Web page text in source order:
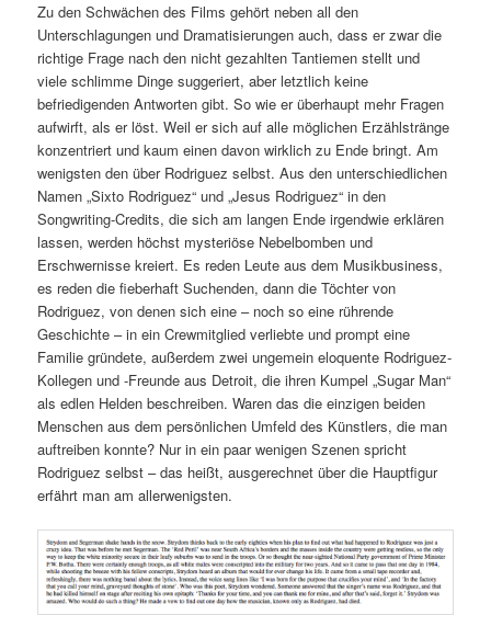
Zu den Schwächen des Films gehört neben all den
Unterschlagungen und Dramatisierungen auch, dass er zwar die
richtige Frage nach den nicht gezahlten Tantiemen stellt und
viele schlimme Dinge suggeriert, aber letztlich keine
befriedigenden Antworten gibt. So wie er überhaupt mehr Fragen
aufwirft, als er löst. Weil er sich auf alle möglichen Erzählstränge
konzentriert und kaum einen davon wirklich zu Ende bringt. Am
wenigsten den über Rodriguez selbst. Aus den unterschiedlichen
Namen „Sixto Rodriguez“ und „Jesus Rodriguez“ in den
Songwriting-Credits, die sich am langen Ende irgendwie erklären
lassen, werden höchst mysteriöse Nebelbomben und
Erschwernisse kreiert. Es reden Leute aus dem Musikbusiness,
es reden die fieberhaft Suchenden, dann die Töchter von
Rodriguez, von denen sich eine – noch so eine rührende
Geschichte – in ein Crewmitglied verliebte und prompt eine
Familie gründete, außerdem zwei ungemein eloquente Rodriguez-
Kollegen und -Freunde aus Detroit, die ihren Kumpel „Sugar Man“
als edlen Helden beschreiben. Waren das die einzigen beiden
Menschen aus dem persönlichen Umfeld des Künstlers, die man
auftreiben konnte? Nur in ein paar wenigen Szenen spricht
Rodriguez selbst – das heißt, ausgerechnet über die Hauptfigur
erfährt man am allerwenigsten.